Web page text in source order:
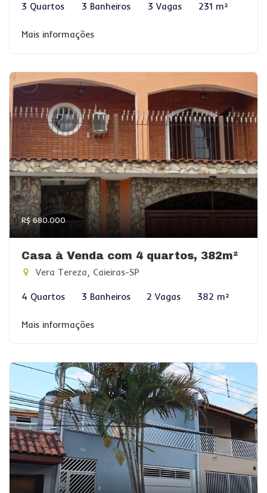
3 Quartos 3 Banheiros 3 Vagas 231 m²
Mais informações
R$ 680.000
Casa à Venda com 4 quartos, 382m²
Vera Tereza, Caieiras-SP
4 Quartos 3 Banheiros 2 Vagas 382 m²
Mais informações